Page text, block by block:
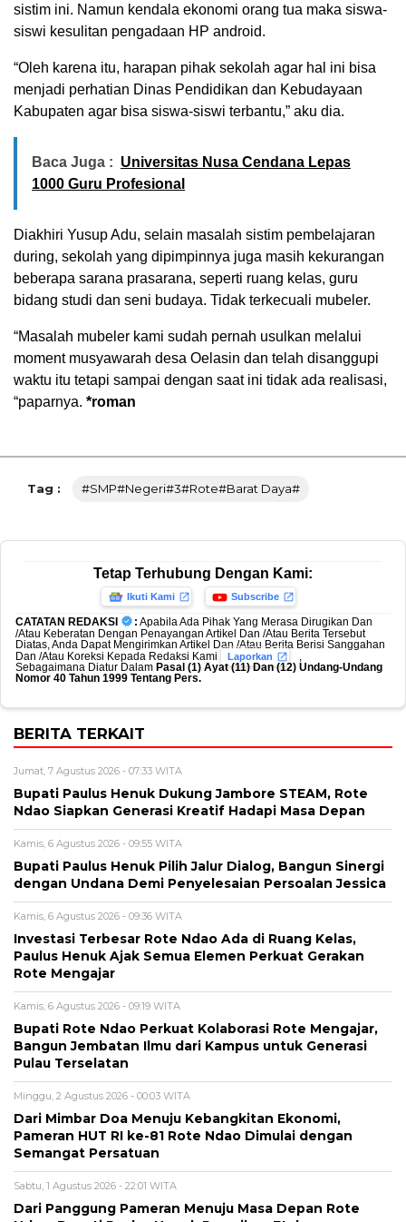
sistim ini. Namun kendala ekonomi orang tua maka siswa-
siswi kesulitan pengadaan HP android.
“Oleh karena itu, harapan pihak sekolah agar hal ini bisa
menjadi perhatian Dinas Pendidikan dan Kebudayaan
Kabupaten agar bisa siswa-siswi terbantu,” aku dia.
Baca Juga : Universitas Nusa Cendana Lepas
1000 Guru Profesional
Diakhiri Yusup Adu, selain masalah sistim pembelajaran
during, sekolah yang dipimpinnya juga masih kekurangan
beberapa sarana prasarana, seperti ruang kelas, guru
bidang studi dan seni budaya. Tidak terkecuali mubeler.
“Masalah mubeler kami sudah pernah usulkan melalui
moment musyawarah desa Oelasin dan telah disanggupi
waktu itu tetapi sampai dengan saat ini tidak ada realisasi,
“paparnya. *roman
Tag : #SMP#Negeri#3#Rote#Barat Daya#
Tetap Terhubung Dengan Kami:
Ikuti Kami Subscribe
CATATAN REDAKSI : Apabila Ada Pihak Yang Merasa Dirugikan Dan
/Atau Keberatan Dengan Penayangan Artikel Dan /Atau Berita Tersebut
Diatas, Anda Dapat Mengirimkan Artikel Dan /Atau Berita Berisi Sanggahan
Dan /Atau Koreksi Kepada Redaksi Kami
Laporkan
,
Sebagaimana Diatur Dalam Pasal (1) Ayat (11) Dan (12) Undang-Undang
Nomor 40 Tahun 1999 Tentang Pers.
BERITA TERKAIT
Jumat, 7 Agustus 2026 - 07:33 WITA
Bupati Paulus Henuk Dukung Jambore STEAM, Rote
Ndao Siapkan Generasi Kreatif Hadapi Masa Depan
Kamis, 6 Agustus 2026 - 09:55 WITA
Bupati Paulus Henuk Pilih Jalur Dialog, Bangun Sinergi
dengan Undana Demi Penyelesaian Persoalan Jessica
Kamis, 6 Agustus 2026 - 09:36 WITA
Investasi Terbesar Rote Ndao Ada di Ruang Kelas,
Paulus Henuk Ajak Semua Elemen Perkuat Gerakan
Rote Mengajar
Kamis, 6 Agustus 2026 - 09:19 WITA
Bupati Rote Ndao Perkuat Kolaborasi Rote Mengajar,
Bangun Jembatan Ilmu dari Kampus untuk Generasi
Pulau Terselatan
Minggu, 2 Agustus 2026 - 00:03 WITA
Dari Mimbar Doa Menuju Kebangkitan Ekonomi,
Pameran HUT RI ke-81 Rote Ndao Dimulai dengan
Semangat Persatuan
Sabtu, 1 Agustus 2026 - 22:01 WITA
Dari Panggung Pameran Menuju Masa Depan Rote